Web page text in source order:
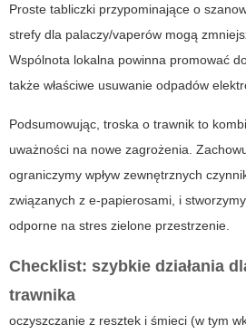
Proste tabliczki przypominające o
strefy dla palaczy/vaperów mogą
Wspólnota lokalna powinna promować
także właściwe usuwanie odpadów
Podsumowując, troska o trawnik to
uważności na nowe zagrożenia.
ograniczymy wpływ zewnętrznych
związanych z e‑papierosami, i
odporne na stres zielone przestrzenie.
Checklist: szybkie działania
trawnika
oczyszczanie z resztek i śmieci (w tym